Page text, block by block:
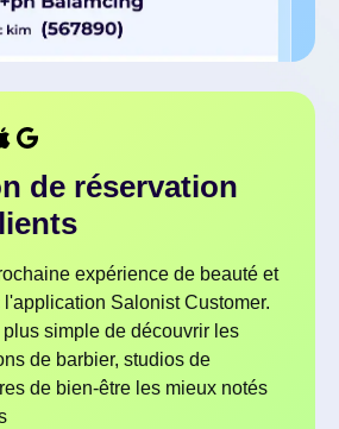
de réservation
expérience de beauté et
Salonist Customer.
simple de découvrir les
de barbier, studios de
de bien-être les mieux notés